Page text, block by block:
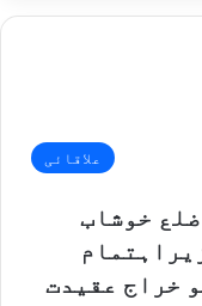
علاقائی
خوشاب
خراج عقیدت